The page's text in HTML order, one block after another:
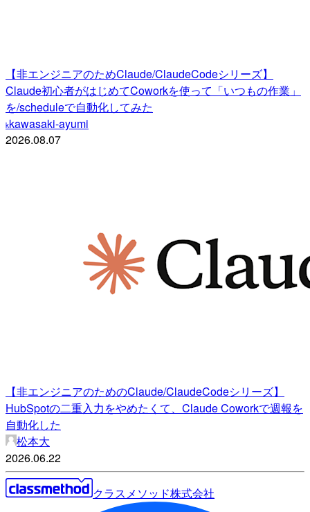
【非エンジニアのためClaude/ClaudeCodeシリーズ】
Claude初心者がはじめてCoworkを使って「いつもの作業」
を/scheduleで自動化してみた
kkawasaki-ayumi
2026.08.07
【非エンジニアのためのClaude/ClaudeCodeシリーズ】
HubSpotの二重入力をやめたくて、Claude Coworkで週報を
自動化した
松本大
2026.06.22
クラスメソッド株式会社